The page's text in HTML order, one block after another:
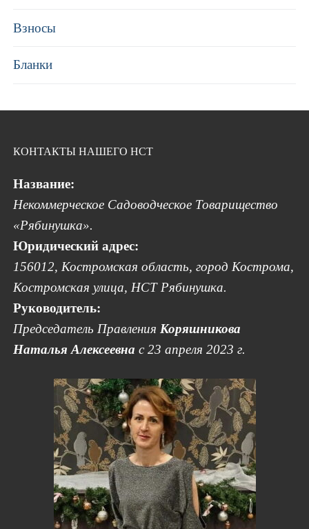
Взносы
Бланки
КОНТАКТЫ НАШЕГО НСТ
Название:
Некоммерческое Садоводческое Товарищество
«Рябинушка».
Юридический адрес:
156012, Костромская область, город Кострома,
Костромская улица, НСТ Рябинушка.
Руководитель:
Председатель Правления Коряшникова
Наталья Алексеевна с 23 апреля 2023 г.